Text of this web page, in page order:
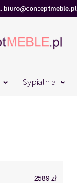
biuro@conceptmeble.pl
Sypialnia
2589 zł